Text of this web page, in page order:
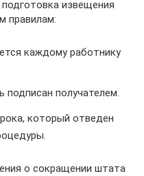
извещения
правилам:
каждому работнику
получателем.
который отведен
о сокращении штата